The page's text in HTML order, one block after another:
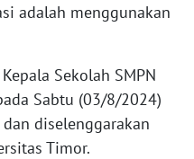
adalah menggunakan
Sekolah SMPN
Sabtu (03/8/2024)
diselenggarakan
Timor.